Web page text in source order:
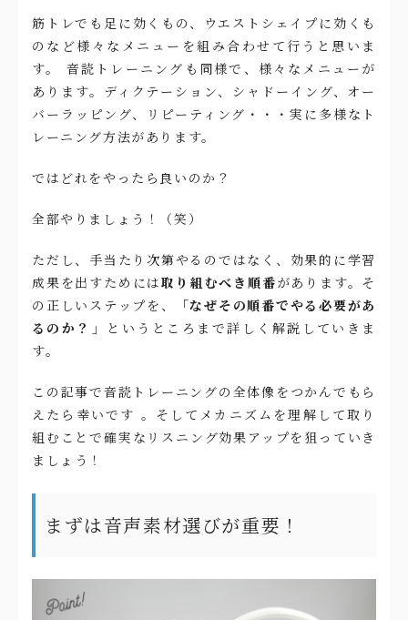
筋トレでも足に効くもの、ウエストシェイプに効くも
のなど様々なメニューを組み合わせて行うと思いま
す。 音読トレーニングも同様で、様々なメニューが
あります。ディクテーション、シャドーイング、オー
バーラッピング、リピーティング・・・実に多様なト
レーニング方法があります。
ではどれをやったら良いのか？
全部やりましょう！（笑）
ただし、手当たり次第やるのではなく、効果的に学習
成果を出すためには取り組むべき順番があります。そ
の正しいステップを、
「なぜその順番でやる必要があ
るのか？」
というところまで詳しく解説していきま
す。
この記事で音読トレーニングの全体像をつかんでもら
えたら幸いです 。そしてメカニズムを理解して取り
組むことで確実なリスニング効果アップを狙っていき
ましょう！
まずは音声素材選びが重要！